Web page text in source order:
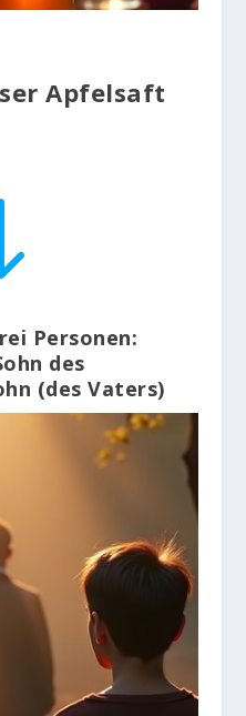
Apfelsaft
Personen:
des
(des Vaters)